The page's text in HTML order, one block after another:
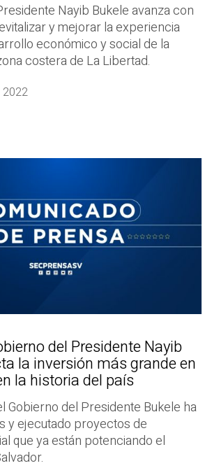
Nayib Bukele avanza con
y mejorar la experiencia
económico y social de la
costera de La Libertad.
2022
del Presidente Nayib
la inversión más grande en
la historia del país
Gobierno del Presidente Bukele ha
y ejecutado proyectos de
que ya están potenciando el